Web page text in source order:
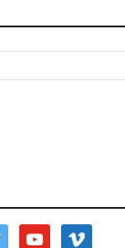
youtube vimeo